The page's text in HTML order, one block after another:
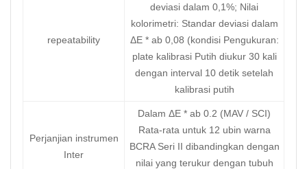
repeatability
deviasi dalam 0,1%; Nilai
kolorimetri: Standar deviasi dalam
ΔE * ab 0,08 (kondisi Pengukuran:
plate kalibrasi Putih diukur 30 kali
dengan interval 10 detik setelah
kalibrasi putih
Perjanjian instrumen
Inter
Dalam ΔE * ab 0.2 (MAV / SCI)
Rata-rata untuk 12 ubin warna
BCRA Seri II dibandingkan dengan
nilai yang terukur dengan tubuh